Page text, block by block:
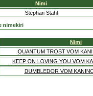
Nimi
Stephan Stahl
nimekiri
Nimi
QUANTUM TROST VOM
KEEP ON LOVING YOU VOM
DUMBLEDOR VOM